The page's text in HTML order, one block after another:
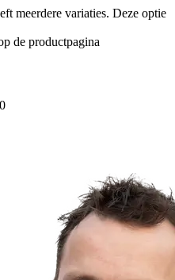
meerdere variaties. Deze optie
de productpagina